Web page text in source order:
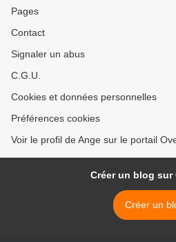
Pages
Contact
Signaler un abus
C.G.U.
Cookies et données personnelles
Préférences cookies
Voir le profil de Ange sur le portail
Créer un blog sur
Créer un